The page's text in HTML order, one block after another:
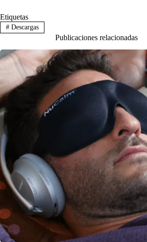
Etiquetas
#Descargas
Publicaciones relacionadas